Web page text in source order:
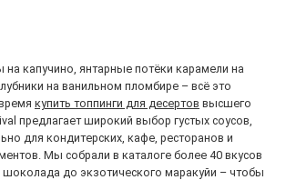
капучино, янтарные потёки карамели на
на ванильном пломбире – всё это
купить топпинги для десертов высшего
предлагает широкий выбор густых соусов,
для кондитерских, кафе, ресторанов и
Мы собрали в каталоге более 40 вкусов
шоколада до экзотического маракуйи – чтобы